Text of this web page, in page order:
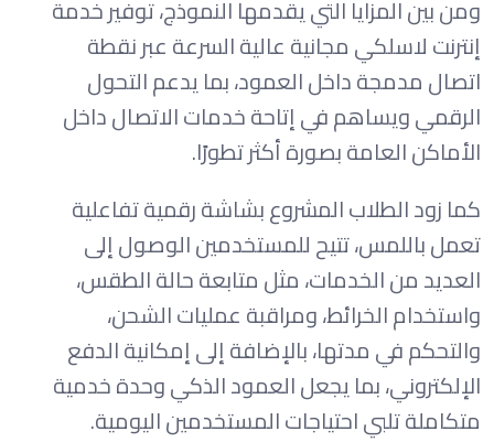
ومن بين المزايا التي يقدمها النموذج، توفير خدمة
إنترنت لاسلكي مجانية عالية السرعة عبر نقطة
اتصال مدمجة داخل العمود، بما يدعم التحول
الرقمي ويساهم في إتاحة خدمات الاتصال داخل
الأماكن العامة بصورة أكثر تطورًا.
كما زود الطلاب المشروع بشاشة رقمية تفاعلية
تعمل باللمس، تتيح للمستخدمين الوصول إلى
العديد من الخدمات، مثل متابعة حالة الطقس،
واستخدام الخرائط، ومراقبة عمليات الشحن،
والتحكم في مدتها، بالإضافة إلى إمكانية الدفع
الإلكتروني، بما يجعل العمود الذكي وحدة خدمية
متكاملة تلبي احتياجات المستخدمين اليومية.